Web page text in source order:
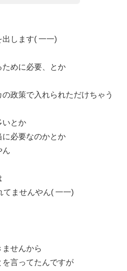
します( 一一)
めに必要、とか
政策で入れられただけちゃう
いとか
必要なのかとか
ん
てませんやん( 一一)
せんから
を言ってたんですが